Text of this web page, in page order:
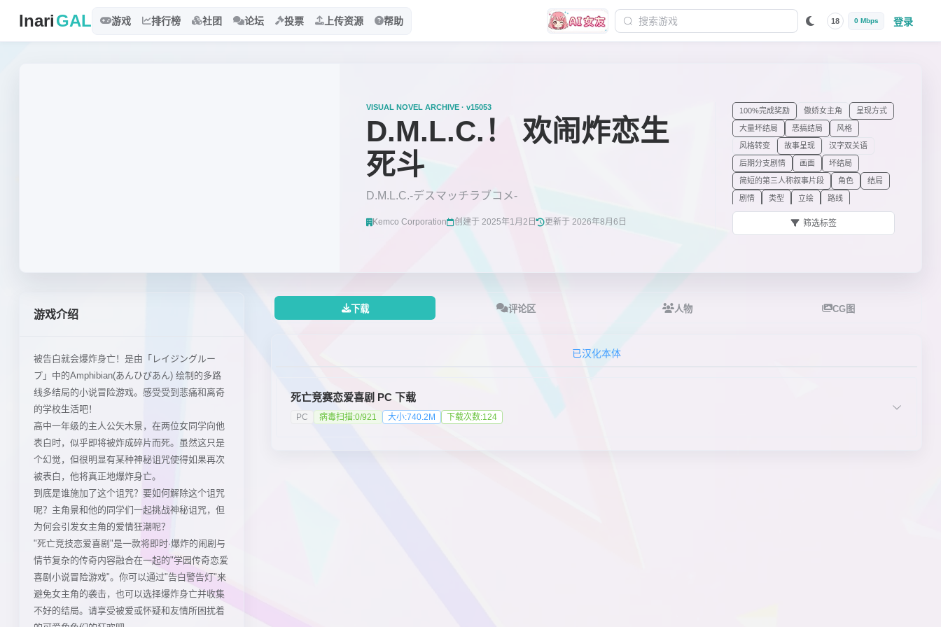
InariGAL 游戏 排行榜 社团 论坛 投票 上传资源 帮助 18 0 Mbps 登录
VISUAL NOVEL ARCHIVE · v15053
D.M.L.C.！ 欢闹炸恋生
死斗
D.M.L.C.-デスマッチラブコメ-
Kemco Corporation 创建于 2025年1月2日 更新于 2026年8月6日
100%完成奖励 傲娇女主角 呈现方式
大量坏结局 恶搞结局 风格
风格转变 故事呈现 汉字双关语
后期分支剧情 画面 坏结局
简短的第三人称叙事片段 角色 结局
剧情 类型 立绘 路线
女主角特质 七个以上结局 其他元素
有立绘的主角
筛选标签
游戏介绍
被告白就会爆炸身亡！是由「レイジングルー
プ」中的Amphibian(あんひびあん) 绘制的多路
线多结局的小说冒险游戏。感受受到悲痛和离奇
的学校生活吧！
高中一年级的主人公矢木景，在两位女同学向他
表白时，似乎即将被炸成碎片而死。虽然这只是
个幻觉，但很明显有某种神秘诅咒使得如果再次
被表白，他将真正地爆炸身亡。
到底是谁施加了这个诅咒？要如何解除这个诅咒
呢？主角景和他的同学们一起挑战神秘诅咒，但
为何会引发女主角的爱情狂潮呢？
"死亡竞技恋爱喜剧"是一款将即时·爆炸的闹剧与
情节复杂的传奇内容融合在一起的"学园传奇恋爱
喜剧小说冒险游戏"。你可以通过"告白警告灯"来
避免女主角的袭击，也可以选择爆炸身亡并收集
不好的结局。请享受被爱或怀疑和友情所困扰着
下载 评论区 人物 CG图
死亡竞赛恋爱喜剧 PC 下载
PC 病毒扫描:0/921 大小:740.2M 下载次数:124
已汉化本体